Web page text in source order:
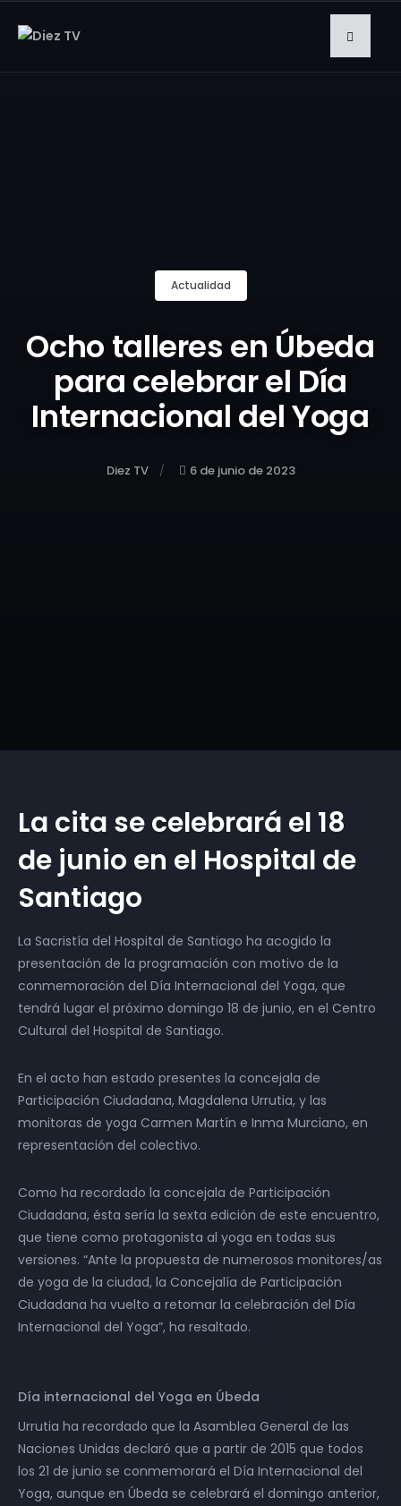
Actualidad
Ocho talleres en Úbeda
para celebrar el Día
Internacional del Yoga
Diez TV 6 de junio de 2023
La cita se celebrará el 18
de junio en el Hospital de
Santiago
La Sacristía del Hospital de Santiago ha acogido la
presentación de la programación con motivo de la
conmemoración del Día Internacional del Yoga, que
tendrá lugar el próximo domingo 18 de junio, en el Centro
Cultural del Hospital de Santiago.
En el acto han estado presentes la concejala de
Participación Ciudadana, Magdalena Urrutia, y las
monitoras de yoga Carmen Martín e Inma Murciano, en
representación del colectivo.
Como ha recordado la concejala de Participación
Ciudadana, ésta sería la sexta edición de este encuentro,
que tiene como protagonista al yoga en todas sus
versiones. “Ante la propuesta de numerosos monitores/as
de yoga de la ciudad, la Concejalía de Participación
Ciudadana ha vuelto a retomar la celebración del Día
Internacional del Yoga”, ha resaltado.
Día internacional del Yoga en Úbeda
Urrutia ha recordado que la Asamblea General de las
Naciones Unidas declaró que a partir de 2015 que todos
los 21 de junio se conmemorará el Día Internacional del
Yoga, aunque en Úbeda se celebrará el domingo anterior,